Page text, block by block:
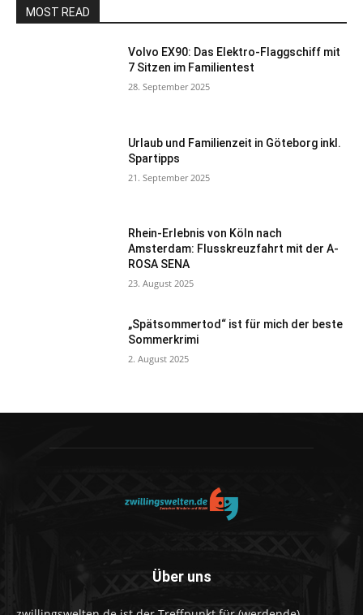
MOST READ
Volvo EX90: Das Elektro-Flaggschiff mit
7 Sitzen im Familientest
28. September 2025
Urlaub und Familienzeit in Göteborg inkl.
Spartipps
21. September 2025
Rhein-Erlebnis von Köln nach
Amsterdam: Flusskreuzfahrt mit der A-
ROSA SENA
23. August 2025
„Spätsommertod“ ist für mich der beste
Sommerkrimi
2. August 2025
Über uns